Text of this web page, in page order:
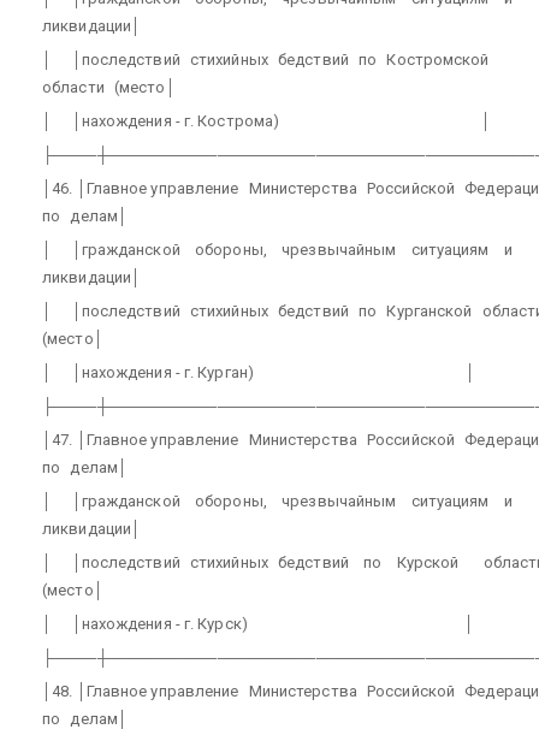
ликвидации│
│последствий стихийных бедствий по
Костромской
области (место│
│нахождения - г. Кострома)
│46. │Главное управление Министерства Российской
по
делам│
│гражданской обороны, чрезвычайным ситуациям
и
ликвидации│
│последствий стихийных бедствий по Курганской
(место│
│нахождения - г. Курган)
│47. │Главное управление Министерства Российской
по
делам│
│гражданской обороны, чрезвычайным ситуациям
и
ликвидации│
│последствий стихийных бедствий по Курской
(место│
│нахождения - г. Курск)
│48. │Главное управление Министерства Российской
по
делам│